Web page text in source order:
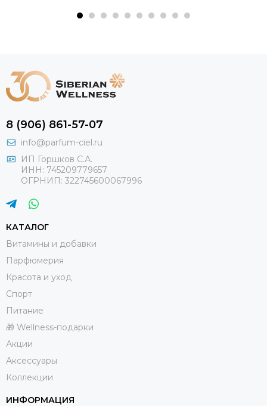
8 (906) 861-57-07
info@parfum-ciel.ru
ИП Горшков С.А.
ИНН: 745209779657
ОГРНИП: 322745600067996
КАТАЛОГ
Витамины и добавки
Парфюмерия
Красота и уход
Спорт
Питание
🎁 Wellness-подарки
Акции
Аксессуары
Коллекции
ИНФОРМАЦИЯ